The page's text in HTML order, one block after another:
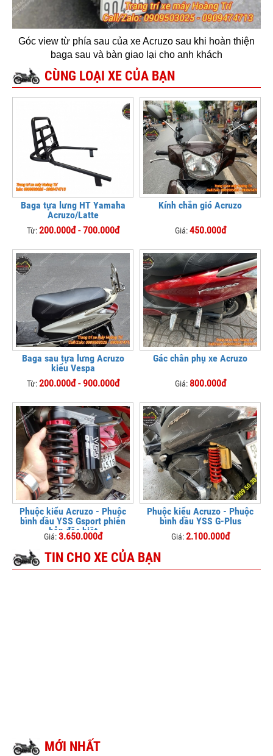
Góc view từ phía sau của xe Acruzo sau khi hoàn thiện
baga sau và bàn giao lại cho anh khách
CÙNG LOẠI XE CỦA BẠN
Baga tựa lưng HT Yamaha
Acruzo/Latte
Từ:200.000đ - 700.000đ
Kính chắn gió Acruzo
Giá:450.000đ
Baga sau tựa lưng Acruzo
kiểu Vespa
Từ:200.000đ - 900.000đ
Gác chân phụ xe Acruzo
Giá: 800.000đ
Phuộc kiểu Acruzo - Phuộc
bình dầu YSS Gsport phiên
bản đặc biệt
Giá:3.650.000đ
Phuộc kiểu Acruzo - Phuộc
bình dầu YSS G-Plus
Giá:2.100.000đ
TIN CHO XE CỦA BẠN
MỚI NHẤT